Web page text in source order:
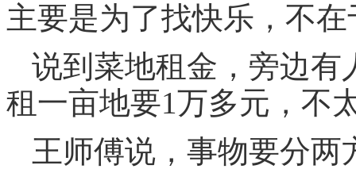
主要是为了找快乐，不
说到菜地租金，旁边有
租一亩地要1万多元，不
王师傅说，事物要分